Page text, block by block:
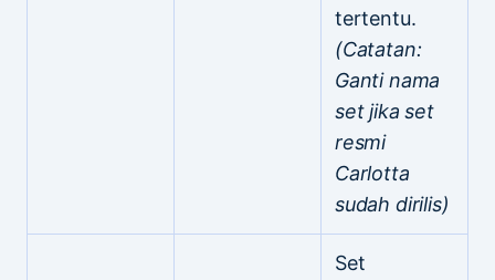
tertentu.
(Catatan:
Ganti nama
set jika set
resmi
Carlotta
sudah dirilis)
Set